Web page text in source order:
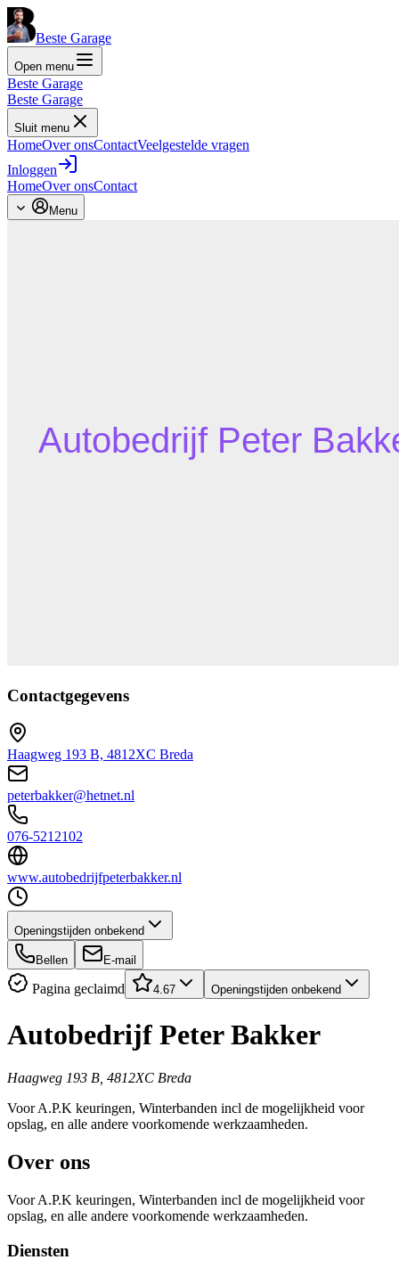
Beste Garage
Open menu
Beste Garage
Beste Garage
Sluit menu
HomeOver onsContactVeelgestelde vragen
Inloggen
HomeOver onsContact
Menu
Contactgegevens
Haagweg 193 B, 4812XC Breda
peterbakker@hetnet.nl
076-5212102
www.autobedrijfpeterbakker.nl
Openingstijden onbekend
Bellen E-mail
Pagina geclaimd 4.67 Openingstijden onbekend
Autobedrijf Peter Bakker
Haagweg 193 B, 4812XC Breda
Voor A.P.K keuringen, Winterbanden incl de mogelijkheid voor
opslag, en alle andere voorkomende werkzaamheden.
Over ons
Voor A.P.K keuringen, Winterbanden incl de mogelijkheid voor
opslag, en alle andere voorkomende werkzaamheden.
Diensten